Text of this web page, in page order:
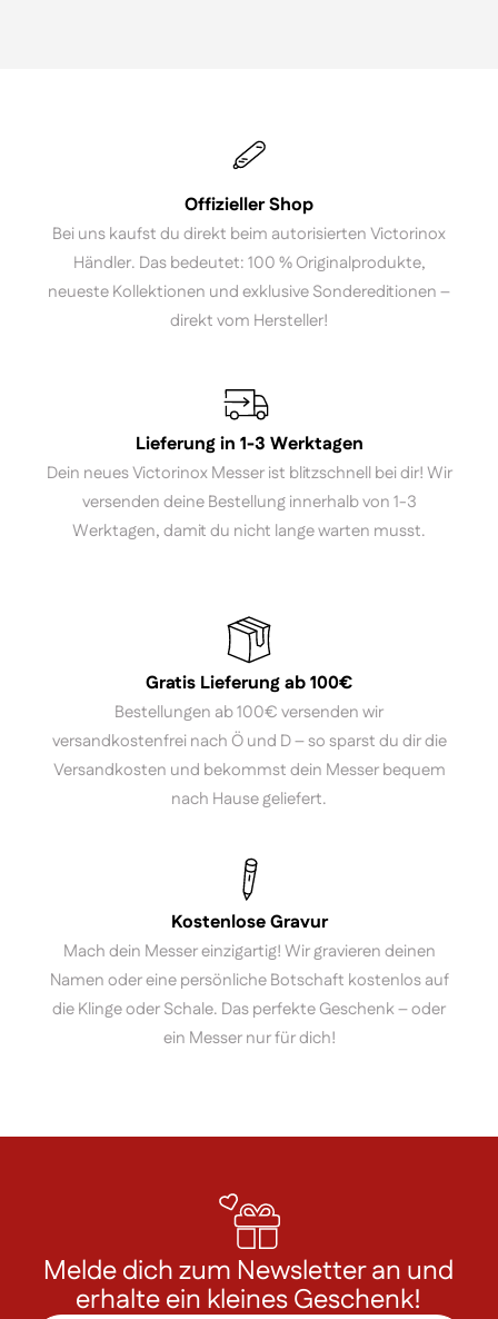
Offizieller Shop
Bei uns kaufst du direkt beim autorisierten Victorinox
Händler. Das bedeutet: 100 % Originalprodukte,
neueste Kollektionen und exklusive Sondereditionen –
direkt vom Hersteller!
Lieferung in 1-3 Werktagen
Dein neues Victorinox Messer ist blitzschnell bei dir! Wir
versenden deine Bestellung innerhalb von 1-3
Werktagen, damit du nicht lange warten musst.
Gratis Lieferung ab 100€
Bestellungen ab 100€ versenden wir
versandkostenfrei nach Ö und D – so sparst du dir die
Versandkosten und bekommst dein Messer bequem
nach Hause geliefert.
Kostenlose Gravur
Mach dein Messer einzigartig! Wir gravieren deinen
Namen oder eine persönliche Botschaft kostenlos auf
die Klinge oder Schale. Das perfekte Geschenk – oder
ein Messer nur für dich!
Melde dich zum Newsletter an und
erhalte ein kleines Geschenk!